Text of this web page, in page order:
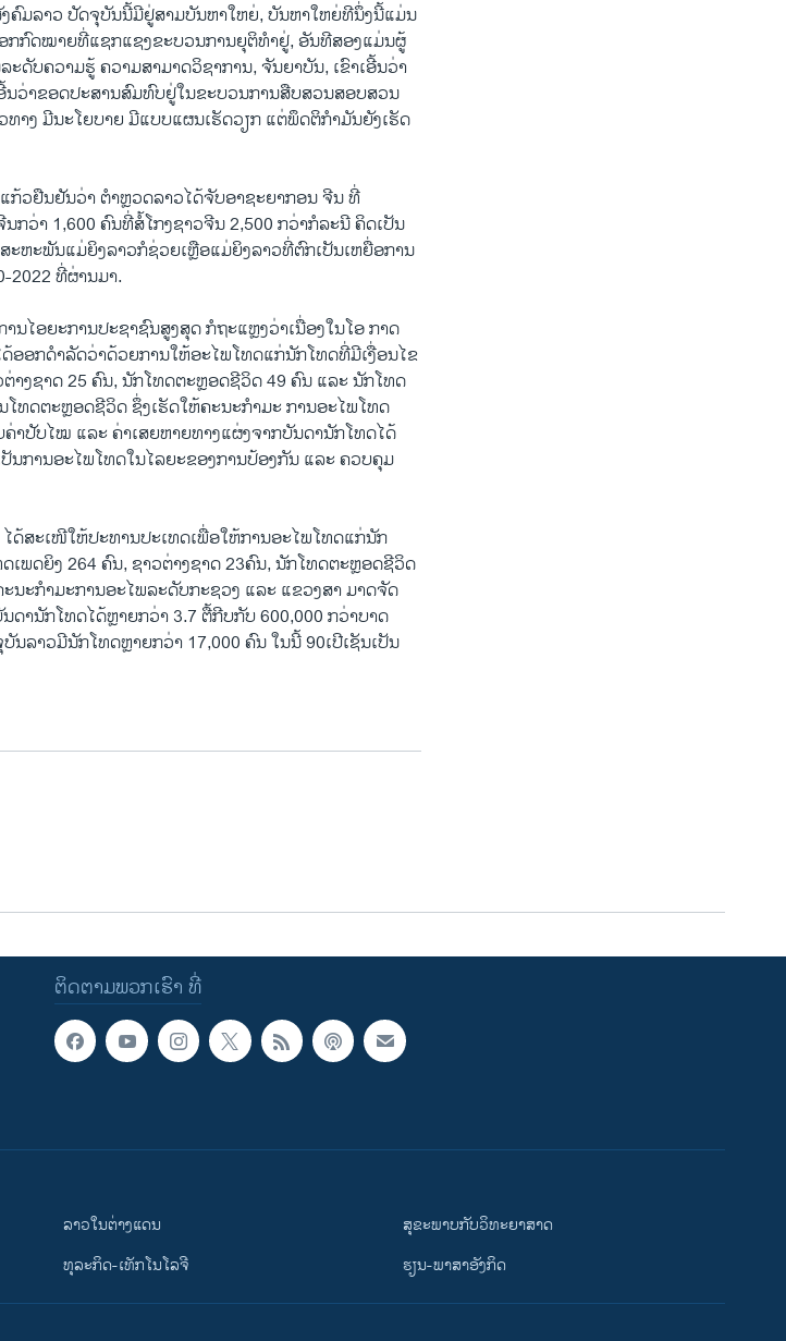
ຄົມລາວ ປັດຈຸບັນນີ້ມີຢູ່ສາມບັນຫາໃຫຍ່, ບັນຫາໃຫຍ່ທີນຶ່ງນີ້ແມ່ນ
ກົດໝາຍທີ່ແຊກແຊງຂະບວນການຍຸຕິທຳຢູ່, ອັນທີສອງແມ່ນຜູ້
ດັບຄວາມຮູ້ ຄວາມສາມາດວິຊາການ, ຈັນຍາບັນ, ເຂົາເອີ້ນວ່າ
ວ່າຂອດປະສານສົມທົບຢູ່ໃນຂະບວນການສືບສວນສອບສວນ
າງ ມີນະໂຍບາຍ ມີແບບແຜນເຮັດວຽກ ແຕ່ພຶດຕິກຳມັນຍັງເຮັດ
ວຢືນຢັນວ່າ ຕຳຫຼວດລາວໄດ້ຈັບອາຊະຍາກອນ ຈີນ ທີ່
ກວ່າ 1,600 ຄົນທີ່ສໍ້ໂກງຊາວຈີນ 2,500 ກວ່າກໍລະນີ ຄິດເປັນ
ະຫະພັນແມ່ຍິງລາວກໍຊ່ວຍເຫຼືອແມ່ຍິງລາວທີ່ຕົກເປັນເຫຍື່ອການ
2022 ທີ່ຜ່ານມາ.
ໄອຍະການປະຊາຊົນສູງສຸດ ກໍຖະແຫຼງວ່າເນື່ອງໃນໂອ ກາດ
ອອກດຳລັດວ່າດ້ວຍການໃຫ້ອະໄພໂທດແກ່ນັກໂທດທີ່ມີເງື່ອນໄຂ
າງຊາດ 25 ຄົນ, ນັກໂທດຕະຫຼອດຊີວິດ 49 ຄົນ ແລະ ນັກໂທດ
ທດຕະຫຼອດຊີວິດ ຊຶ່ງເຮັດໃຫ້ຄະນະກຳມະ ການອະໄພໂທດ
າປັບໄໝ ແລະ ຄ່າເສຍຫາຍທາງແຜ່ງຈາກບັນດານັກໂທດໄດ້
ນການອະໄພໂທດໃນໄລຍະຂອງການປ້ອງກັນ ແລະ ຄວບຄຸມ
ດ້ສະເໜີໃຫ້ປະທານປະເທດເພື່ອໃຫ້ການອະໄພໂທດແກ່ນັກ
ພດຍິງ 264 ຄົນ, ຊາວຕ່າງຊາດ 23​ຄົນ, ນັກໂທດຕະຫຼອດຊີວິດ
ນະກຳມະການອະໄພລະດັບກະຊວງ ແລະ ແຂວງສາ ມາດຈັດ
ດານັກໂທດໄດ້ຫຼາຍກວ່າ 3.7 ຕື້ກີບກັບ 600,000 ກວ່າບາດ
ນລາວມີນັກໂທດຫຼາຍກວ່າ 17,000 ຄົນ ໃນນີ້ 90​ເປີເຊັນເປັນ
ຕິດຕາມພວກເຮົາ ທີ່
ລາວໃນຕ່າງແດນ
ທຸລະກິດ-ເທັກໂນໂລຈີ
ສຸຂະພາບກັບວິທະຍາສາດ
ຮຽນ-ພາສາອັງກິດ